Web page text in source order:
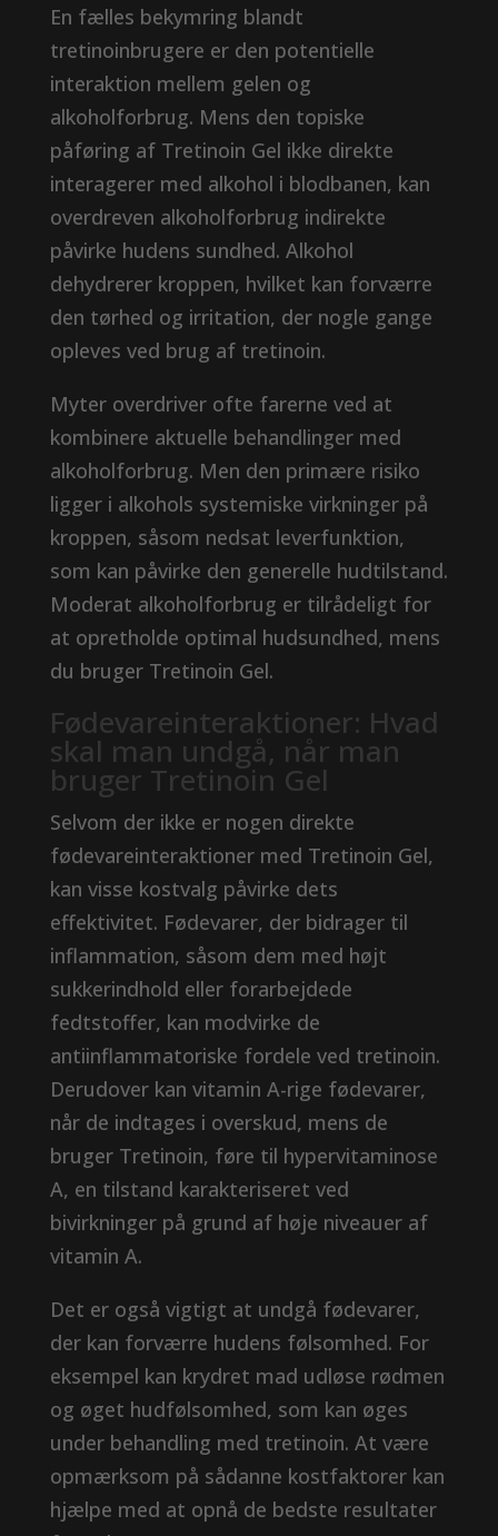
En fælles bekymring blandt
tretinoinbrugere er den potentielle
interaktion mellem gelen og
alkoholforbrug. Mens den topiske
påføring af Tretinoin Gel ikke direkte
interagerer med alkohol i blodbanen, kan
overdreven alkoholforbrug indirekte
påvirke hudens sundhed. Alkohol
dehydrerer kroppen, hvilket kan forværre
den tørhed og irritation, der nogle gange
opleves ved brug af tretinoin.
Myter overdriver ofte farerne ved at
kombinere aktuelle behandlinger med
alkoholforbrug. Men den primære risiko
ligger i alkohols systemiske virkninger på
kroppen, såsom nedsat leverfunktion,
som kan påvirke den generelle hudtilstand.
Moderat alkoholforbrug er tilrådeligt for
at opretholde optimal hudsundhed, mens
du bruger Tretinoin Gel.
Fødevareinteraktioner: Hvad
skal man undgå, når man
bruger Tretinoin Gel
Selvom der ikke er nogen direkte
fødevareinteraktioner med Tretinoin Gel,
kan visse kostvalg påvirke dets
effektivitet. Fødevarer, der bidrager til
inflammation, såsom dem med højt
sukkerindhold eller forarbejdede
fedtstoffer, kan modvirke de
antiinflammatoriske fordele ved tretinoin.
Derudover kan vitamin A-rige fødevarer,
når de indtages i overskud, mens de
bruger Tretinoin, føre til hypervitaminose
A, en tilstand karakteriseret ved
bivirkninger på grund af høje niveauer af
vitamin A.
Det er også vigtigt at undgå fødevarer,
der kan forværre hudens følsomhed. For
eksempel kan krydret mad udløse rødmen
og øget hudfølsomhed, som kan øges
under behandling med tretinoin. At være
opmærksom på sådanne kostfaktorer kan
hjælpe med at opnå de bedste resultater